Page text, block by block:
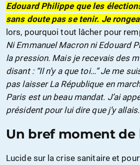
Edouard Philippe que les
sans doute pas se tenir. Je
lors, pourquoi tout lâcher pour
Ni Emmanuel Macron ni Edouard
la pression. Mais je recevais des
disant : “Il n’y a que toi…” Je me
pas laisser La République en
Paris est un beau mandat. J’ai
président pour lui dire que j’y
Un bref moment
Lucide sur la crise sanitaire et